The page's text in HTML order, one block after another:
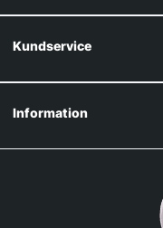
Kundservice
Information